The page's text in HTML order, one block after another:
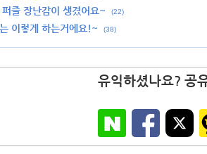
즐 장난감이 생겼어요~ (22)
이렇게 하는거에요!~ (38)
유익하셨나요? 공